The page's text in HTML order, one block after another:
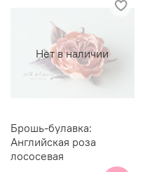
Нет в наличии
Брошь-булавка:
Английская роза
лососевая